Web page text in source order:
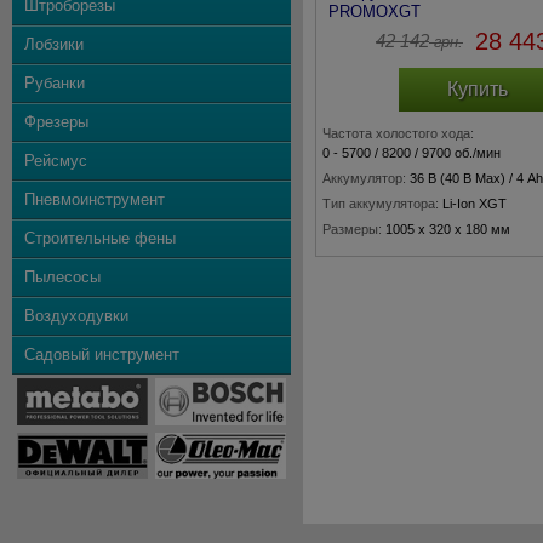
Штроборезы
Лобзики
Рубанки
Фрезеры
Рейсмус
Пневмоинструмент
Строительные фены
Пылесосы
Воздуходувки
Садовый инструмент
PROMOXGT
42 142грн. 28
Купить
Частота холостого хода:
0 - 5700 / 8200 / 9700 об./мин
Аккумулятор: 36 В (40 В Max) / 4 Ah
Тип аккумулятора: Li-Ion XGT
Размеры: 1005 x 320 x 180 мм
Вес: 5,4 кг